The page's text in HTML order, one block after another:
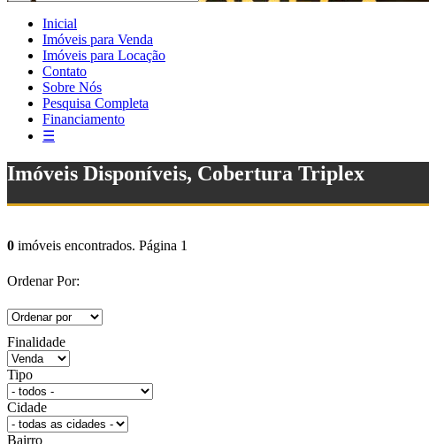
Inicial
Imóveis para Venda
Imóveis para Locação
Contato
Sobre Nós
Pesquisa Completa
Financiamento
☰
Imóveis Disponíveis, Cobertura Triplex
0 imóveis encontrados. Página 1
Ordenar Por:
Finalidade
Tipo
Cidade
Bairro